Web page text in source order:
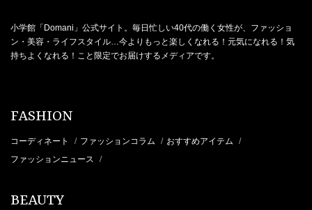
小学館「Domani」公式サイト。毎日忙しい40代の働く女性が、ファッショ
ン・美容・ライフスタイル…今よりもっと楽しくなれる！元気になれる！気
持ちよくなれる！こと限定でお届けするメディアです。
FASHION
コーディネート / ファッションコラム / おすすめアイテム /
ファッションニュース /
BEAUTY